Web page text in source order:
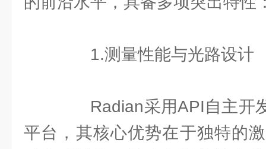
1.测量性能与光路设计
Radian采用API自主开
平台，其核心优势在于独特的